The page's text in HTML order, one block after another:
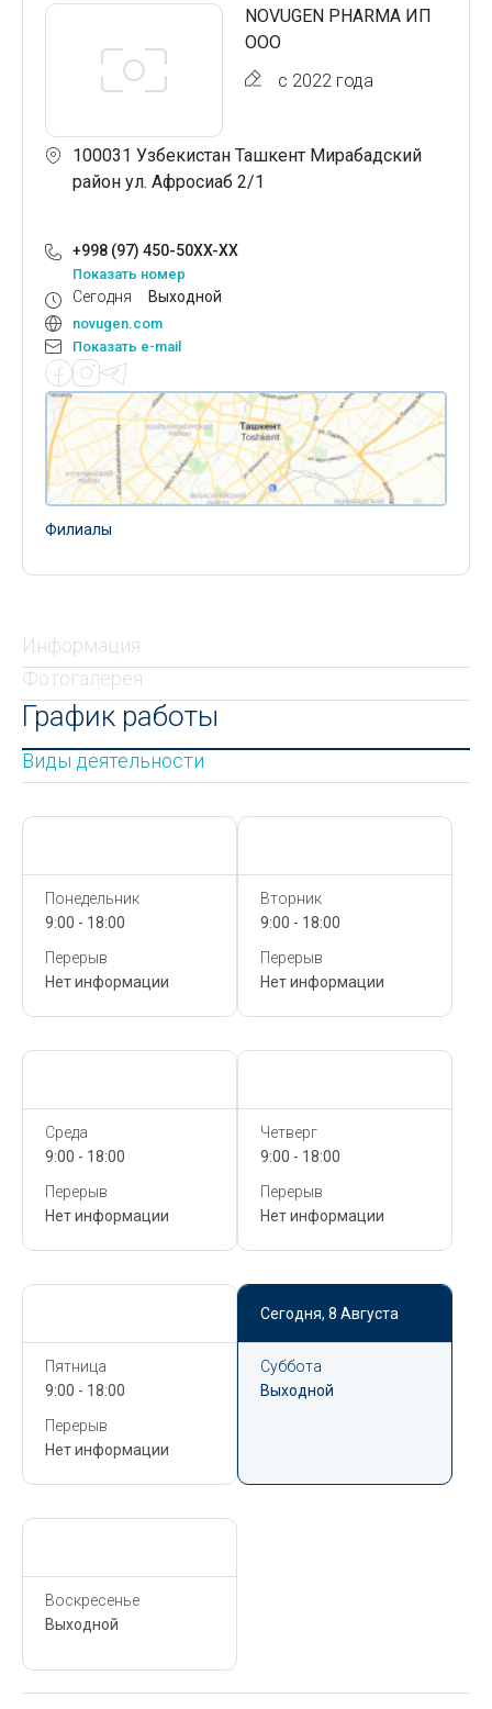
NOVUGEN PHARMA ИП
ООО
с 2022 года
100031 Узбекистан Ташкент Мирабадский
район ул. Афросиаб 2/1
+998 (97) 450-50XX-XX
Показать номер
Сегодня Выходной
novugen.com
Показать e-mail
Филиалы
Информация
Фотогалерея
График работы
Виды деятельности
Понедельник
9:00 - 18:00
Перерыв
Нет информации
Вторник
9:00 - 18:00
Перерыв
Нет информации
Среда
9:00 - 18:00
Перерыв
Нет информации
Четверг
9:00 - 18:00
Перерыв
Нет информации
Пятница
9:00 - 18:00
Перерыв
Нет информации
Сегодня, 8 Августа
Суббота
Выходной
Воскресенье
Выходной